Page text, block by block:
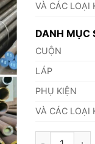
VÀ CÁC LOẠI
DANH MỤC
CUỘN
LÁP
PHỤ KIỆN
VÀ CÁC LOẠI
Bảng Giá